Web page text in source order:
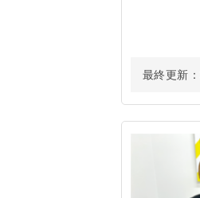
最終更新：